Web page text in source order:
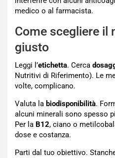
medico o al farmacista.
Come scegliere il
giusto
Leggi l’etichetta. Cerca
Nutritivi di Riferimento). Le
volte, complicano.
Valuta la biodisponibilità.
alcuni minerali sono spesso
Per la B12, ciano o
dose e costanza.
Parti dal tuo obiettivo.